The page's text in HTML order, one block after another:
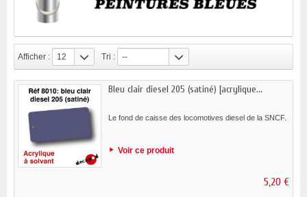
Afficher : 12 Tri : --
Bleu clair diesel 205 (satiné) [acrylique...
Le fond de caisse des locomotives diesel de la SNCF.
Voir ce produit
5,20 €